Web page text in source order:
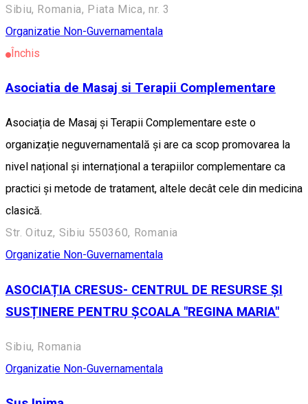
Sibiu, Romania, Piata Mica, nr. 3
Organizatie Non-Guvernamentala
Închis
Asociatia de Masaj si Terapii Complementare
Asociația de Masaj și Terapii Complementare este o
organizație neguvernamentală și are ca scop promovarea la
nivel național și internațional a terapiilor complementare ca
practici și metode de tratament, altele decât cele din medicina
clasică.
Str. Oituz, Sibiu 550360, Romania
Organizatie Non-Guvernamentala
ASOCIAȚIA CRESUS- CENTRUL DE RESURSE ȘI
SUSȚINERE PENTRU ȘCOALA "REGINA MARIA"
Sibiu, Romania
Organizatie Non-Guvernamentala